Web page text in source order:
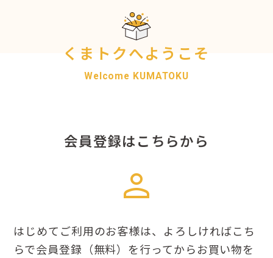
くまトクへようこそ
Welcome KUMATOKU
こち
物を
くまトクについて
くまモンのグッズ、地酒、銘菓、隠れ
ど熊本を代表する特産品がひとつから